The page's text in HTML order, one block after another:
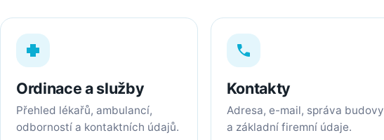
Ordinace a služby
Přehled lékařů, ambulancí,
odborností a kontaktních údajů.
Kontakty
Adresa, e-mail, správa budovy
a základní firemní údaje.